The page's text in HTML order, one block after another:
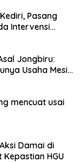
Pasang
Intervensi
Jongbiru:
Usaha Mesin
mencuat usai
Damai di
Kepastian HGU